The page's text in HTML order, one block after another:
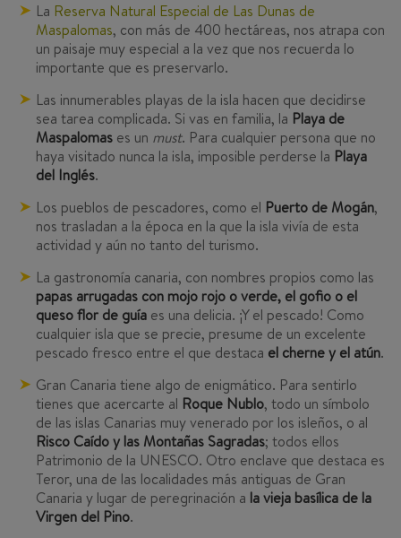
La Reserva Natural Especial de Las Dunas de
Maspalomas, con más de 400 hectáreas, nos atrapa con
un paisaje muy especial a la vez que nos recuerda lo
importante que es preservarlo.
Las innumerables playas de la isla hacen que decidirse
sea tarea complicada. Si vas en familia, la Playa de
Maspalomas es un must. Para cualquier persona que no
haya visitado nunca la isla, imposible perderse la Playa
del Inglés.
Los pueblos de pescadores, como el Puerto de Mogán,
nos trasladan a la época en la que la isla vivía de esta
actividad y aún no tanto del turismo.
La gastronomía canaria, con nombres propios como las
papas arrugadas con mojo rojo o verde, el gofio o el
queso flor de guía es una delicia. ¡Y el pescado! Como
cualquier isla que se precie, presume de un excelente
pescado fresco entre el que destaca el cherne y el atún.
Gran Canaria tiene algo de enigmático. Para sentirlo
tienes que acercarte al Roque Nublo, todo un símbolo
de las islas Canarias muy venerado por los isleños, o al
Risco Caído y las Montañas Sagradas; todos ellos
Patrimonio de la UNESCO. Otro enclave que destaca es
Teror, una de las localidades más antiguas de Gran
Canaria y lugar de peregrinación a la vieja basílica de la
Virgen del Pino.